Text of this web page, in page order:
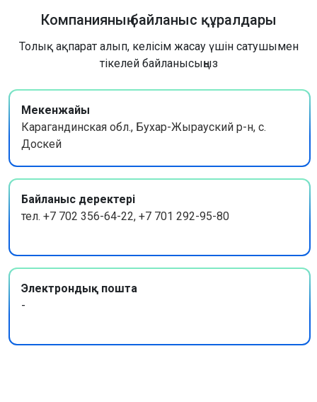
Компанияның байланыс құралдары
Толық ақпарат алып, келісім жасау үшін сатушымен
тікелей байланысыңыз
Мекенжайы
Карагандинская обл., Бухар-Жырауский р-н, с.
Доскей
Байланыс деректері
тел. +7 702 356-64-22, +7 701 292-95-80
Электрондық пошта
-